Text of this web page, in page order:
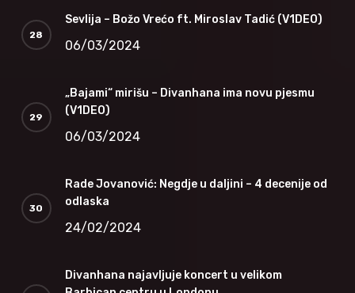
Sevlija – Božo Vrećo ft. Miroslav Tadić (V1DEO)
06/03/2024
„Bajami“ mirišu – Divanhana ima novu pjesmu
(V1DEO)
06/03/2024
Rade Jovanović: Negdje u daljini – 4 decenije od
odlaska
24/02/2024
Divanhana najavljuje koncert u velikom